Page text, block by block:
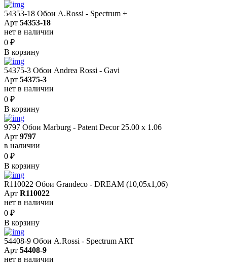
54353-18 Обои A.Rossi - Spectrum +
Арт 54353-18
нет в наличии
0 ₽
В корзину
54375-3 Обои Andrea Rossi - Gavi
Арт 54375-3
нет в наличии
0 ₽
В корзину
9797 Обои Marburg - Patent Decor 25.00 х 1.06
Арт 9797
в наличии
0 ₽
В корзину
R110022 Обои Grandeco - DREAM (10,05х1,06)
Арт R110022
нет в наличии
0 ₽
В корзину
54408-9 Обои A.Rossi - Spectrum ART
Арт 54408-9
нет в наличии